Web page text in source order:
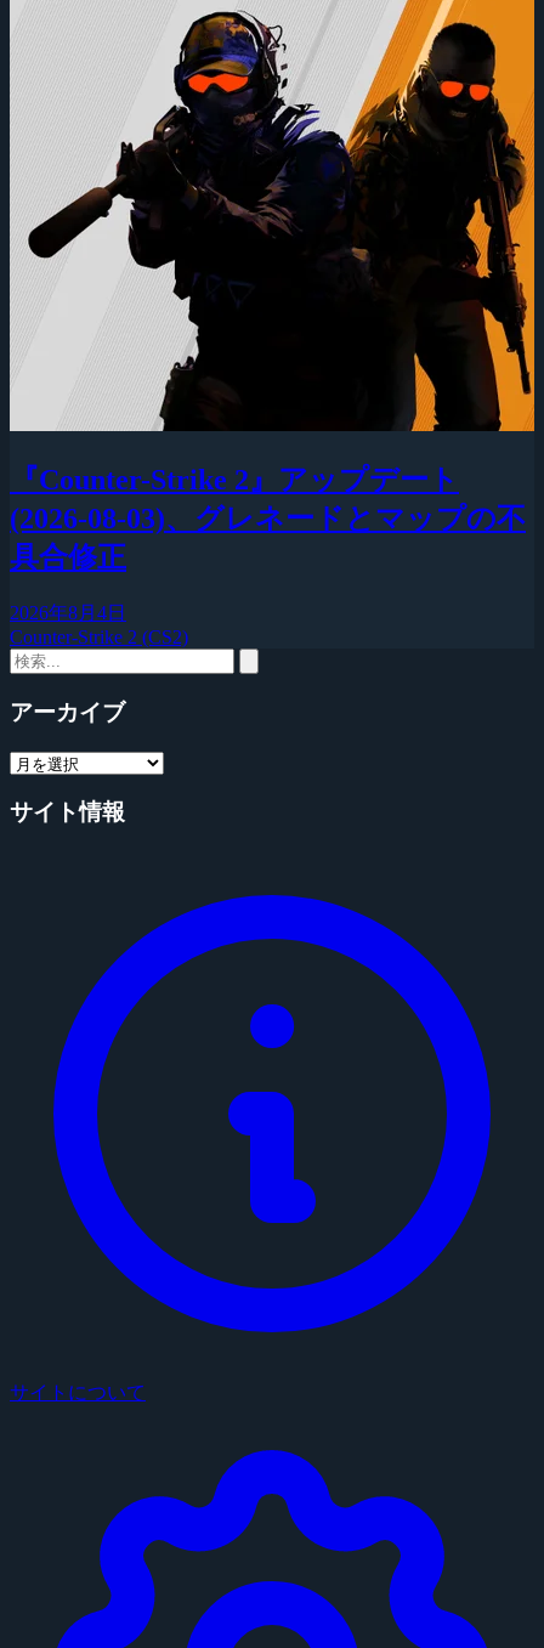
『Counter-Strike 2』アップデート
(2026-08-03)、グレネードとマップの不
具合修正
2026年8月4日
Counter-Strike 2 (CS2)
アーカイブ
サイト情報
サイトについて